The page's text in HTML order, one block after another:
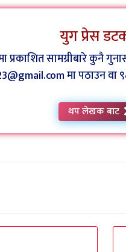
युग प्रेस
प्रकाशित सामग्रीबारे कुनै
मा पठाउन वा
थप लेखक बाट